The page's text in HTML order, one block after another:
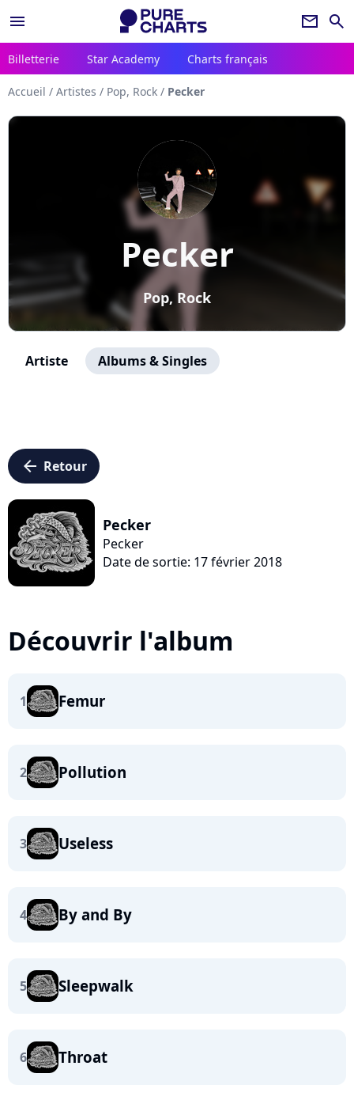
menu newsletter search
Billetterie Star Academy Charts français
Accueil / Artistes / Pop, Rock / Pecker
Pecker
Pop, Rock
Artiste Albums & Singles
arrow_left Retour
Pecker
Pecker
Date de sortie: 17 février 2018
Découvrir l'album
1 Femur
2 Pollution
3 Useless
4 By and By
5 Sleepwalk
6 Throat